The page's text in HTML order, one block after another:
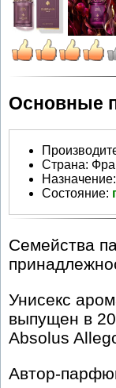
Основные
Страна:
Назначение:
Состояние:
Семейства
Унисекс
выпущен в
Absolus
Автор-